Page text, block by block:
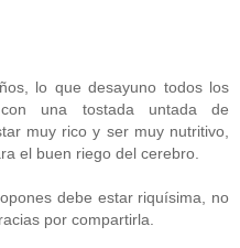
lo que desayuno todos los
una tostada untada de
muy rico y ser muy nutritivo,
el buen riego del cerebro.
debe estar riquísima, no
por compartirla.